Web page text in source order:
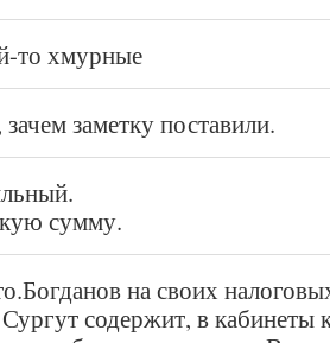
то хмурные
заметку поставили.
сумму.
на своих
содержит, в кабинеты